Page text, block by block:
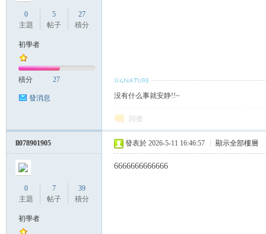
0
主題
5
帖子
27
積分
初學者
積分 27
發消息 没有什么事就安静!!~
回復
ll078901905
0
主題
7
帖子
39
積分
初學者
發表於 2026-5-11 16:46:57 顯示全部樓層
6666666666666